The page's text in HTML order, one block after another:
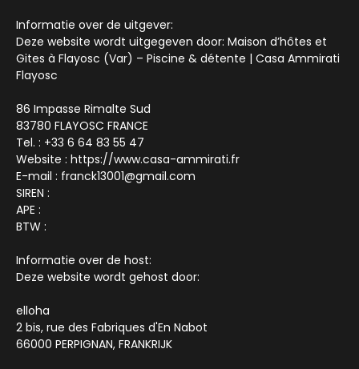
Informatie over de uitgever:
Deze website wordt uitgegeven door: Maison d’hôtes et
Gites à Flayosc (Var) – Piscine & détente | Casa Ammirati
Flayosc
86 Impasse Rimalte Sud
83780 FLAYOSC FRANCE
Tel. : +33 6 64 83 55 47
Website : https://www.casa-ammirati.fr
E-mail : franck13001@gmail.com
SIREN :
APE :
BTW :
Informatie over de host:
Deze website wordt gehost door:
elloha
2 bis, rue des Fabriques d'En Nabot
66000 PERPIGNAN, FRANKRIJK